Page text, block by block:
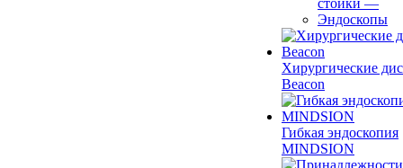
стойки —
Эндоскопы
Хирургические
Beacon
Гибкая эндоскопия
MINDSION